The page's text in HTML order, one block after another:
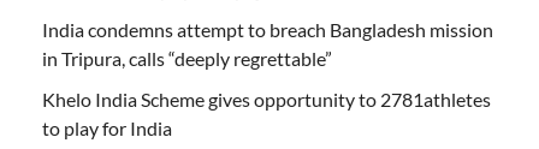
India condemns attempt to breach Bangladesh mission
in Tripura, calls “deeply regrettable”
Khelo India Scheme gives opportunity to 2781athletes
to play for India